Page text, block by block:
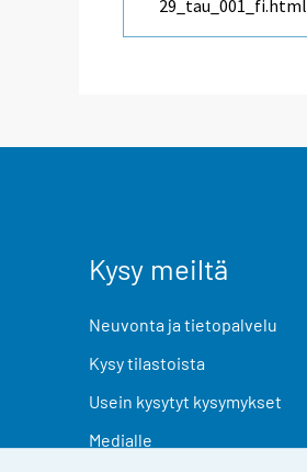
29_tau_001_fi.html
Kysy meiltä
Neuvonta ja tietopalvelu
Kysy tilastoista
Usein kysytyt kysymykset
Medialle